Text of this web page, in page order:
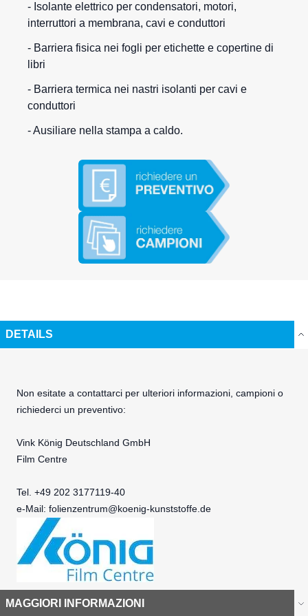
- Isolante elettrico per condensatori, motori,
interruttori a membrana, cavi e conduttori
- Barriera fisica nei fogli per etichette e copertine di
libri
- Barriera termica nei nastri isolanti per cavi e
conduttori
- Ausiliare nella stampa a caldo.
DETAILS
Non esitate a contattarci per ulteriori informazioni, campioni o
richiederci un preventivo:
Vink König Deutschland GmbH
Film Centre
Tel. +49 202 3177119-40
e-Mail: folienzentrum@koenig-kunststoffe.de
MAGGIORI INFORMAZIONI